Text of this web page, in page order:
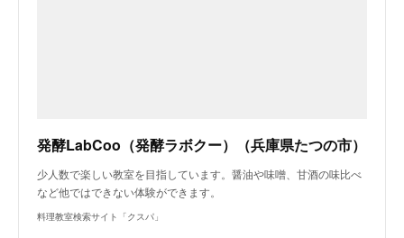
発酵LabCoo（発酵ラボクー）（兵庫県たつの市）
少人数で楽しい教室を目指しています。醤油や味噌、甘酒の味比べ
など他ではできない体験ができます。
料理教室検索サイト「クスパ」